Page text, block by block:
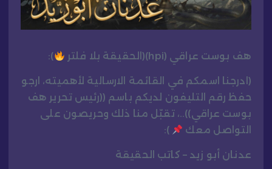
هف بوست عراقي (hpi)(الحقيقة بلا فلتر ):
(ادرجنا اسمكم في القائمة الارسالية لأهميته، ارجو
حفظ رقم التليفون لديكم باسم ((رئيس تحرير هف
بوست عراقي))..، تقبّل منا ذلك وحريصون على
التواصل معك
):
عدنان أبو زيد – كاتب الحقيقة